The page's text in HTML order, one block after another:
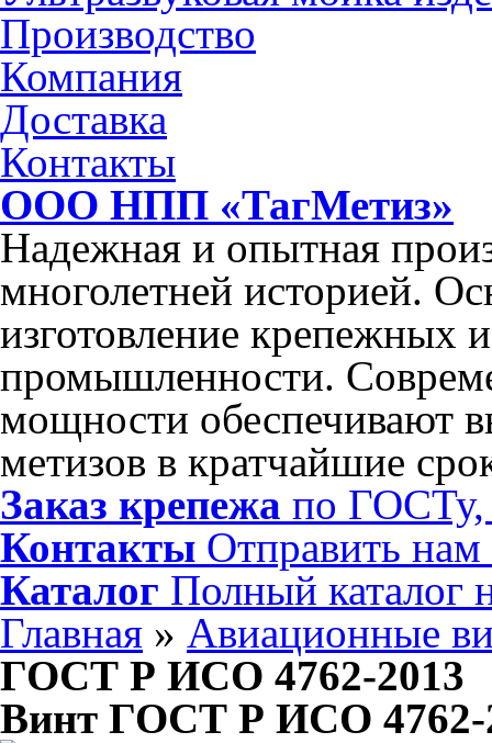
Производство
Компания
Доставка
Контакты
ООО НПП «ТагМетиз»
Надежная и опытная
многолетней историей.
изготовление крепежных
промышленности.
мощности обеспечивают
метизов в кратчайшие
Заказ крепежа по ГОСТу,
Контакты Отправить
Каталог Полный каталог
Главная » Авиационные
ГОСТ Р ИСО 4762-2013
Винт ГОСТ Р ИСО 4762-